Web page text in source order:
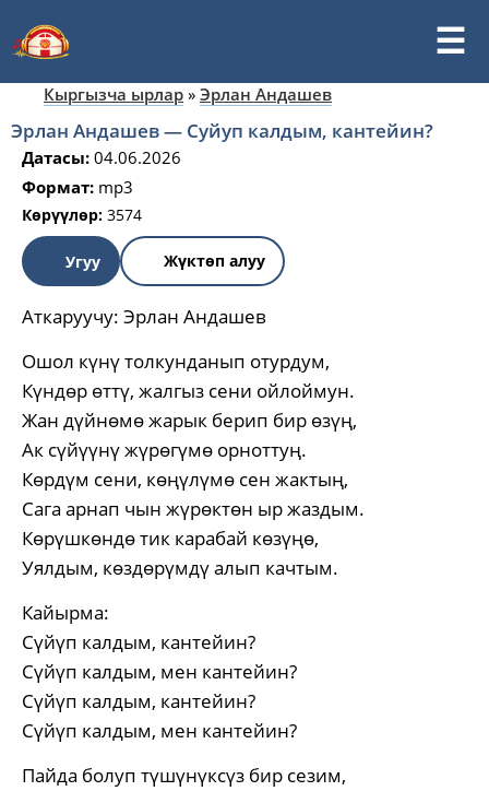
Кыргызча ырлар » Эрлан Андашев
Эрлан Андашев — Суйуп калдым, кантейин?
Датасы: 04.06.2026
Формат: mp3
Көрүүлөр: 3574
Угуу Жүктөп алуу
Аткаруучу: Эрлан Андашев
Ошол күнү толкунданып отурдум,
Күндөр өттү, жалгыз сени ойлоймун.
Жан дүйнөмө жарык берип бир өзүң,
Ак сүйүүнү жүрөгүмө орноттуң.
Көрдүм сени, көңүлүмө сен жактың,
Сага арнап чын жүрөктөн ыр жаздым.
Көрүшкөндө тик карабай көзүңө,
Уялдым, көздөрүмдү алып качтым.
Кайырма:
Сүйүп калдым, кантейин?
Сүйүп калдым, мен кантейин?
Сүйүп калдым, кантейин?
Сүйүп калдым, мен кантейин?
Пайда болуп түшүнүксүз бир сезим,